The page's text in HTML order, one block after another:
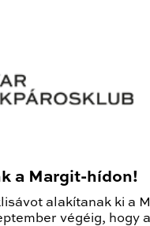
a Margit-hídon!
alakítanak ki a
végéig, hogy a